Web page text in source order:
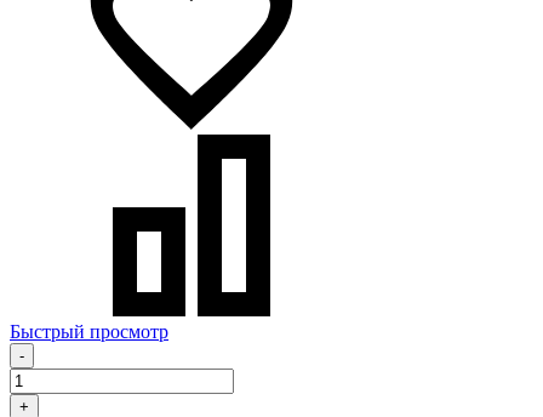
Быстрый просмотр
-
+